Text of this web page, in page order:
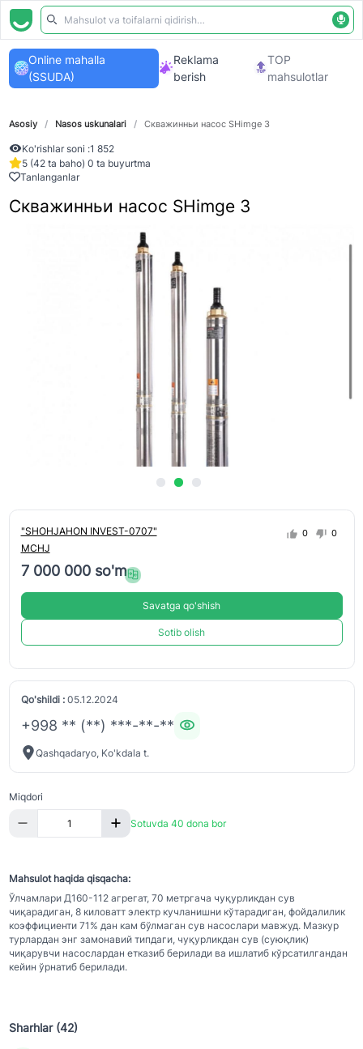
Online mahalla
(SSUDA)
Reklama
berish
TOP
mahsulotlar
Asosiy / Nasos uskunalari / Скважинньи насос SHimge 3
Ko'rishlar soni :1 852
5 (42 ta baho) 0 ta buyurtma
Tanlanganlar
Скважинньи насос SHimge 3
"SHOHJAHON INVEST-0707"
MCHJ
0 0
7 000 000 so'm
Savatga qo'shish
Sotib olish
Qo'shildi :05.12.2024
+998 ** (**) ***-**-**
Qashqadaryo, Ko'kdala t.
Miqdori
Sotuvda 40 dona bor
Mahsulot haqida qisqacha:
Ўлчамлари Д160-112 агрегат, 70 метргача чуқурликдан сув
чиқарадиган, 8 киловатт электр кучланишни кўтарадиган, фойдалилик
коэффициенти 71% дан кам бўлмаган сув насослари мавжуд. Мазкур
турлардан энг замонавий типдаги, чуқурликдан сув (суюқлик)
чиқарувчи насослардан етказиб берилади ва ишлатиб кўрсатилгандан
кейин ўрнатиб берилади.
Sharhlar (42)